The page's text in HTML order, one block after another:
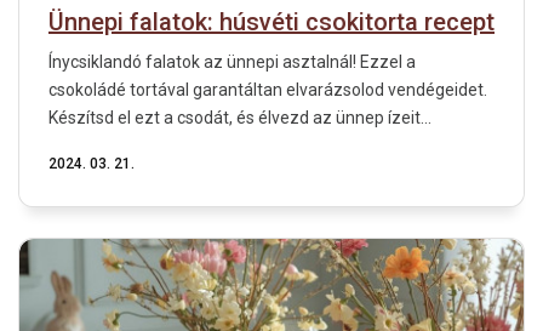
Ünnepi falatok: húsvéti csokitorta recept
Ínycsiklandó falatok az ünnepi asztalnál! Ezzel a
csokoládé tortával garantáltan elvarázsolod vendégeidet.
Készítsd el ezt a csodát, és élvezd az ünnep ízeit...
2024. 03. 21.